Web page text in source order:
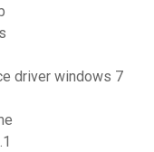
driver windows 7